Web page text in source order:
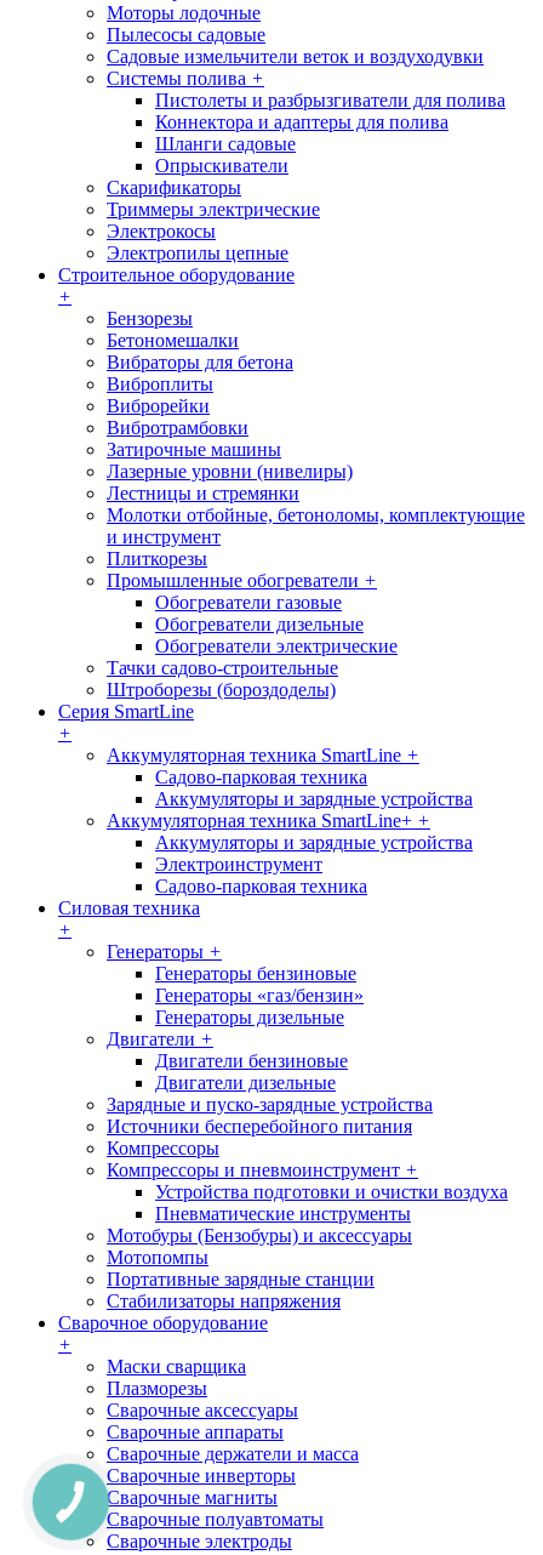
Моторы лодочные
Пылесосы садовые
Садовые измельчители веток и воздуходувки
Системы полива +
Пистолеты и разбрызгиватели для полива
Коннектора и адаптеры для полива
Шланги садовые
Опрыскиватели
Скарификаторы
Триммеры электрические
Электрокосы
Электропилы цепные
Строительное оборудование
+
Бензорезы
Бетономешалки
Вибраторы для бетона
Виброплиты
Виброрейки
Вибротрамбовки
Затирочные машины
Лазерные уровни (нивелиры)
Лестницы и стремянки
Молотки отбойные, бетоноломы, комплектующие
и инструмент
Плиткорезы
Промышленные обогреватели +
Обогреватели газовые
Обогреватели дизельные
Обогреватели электрические
Тачки садово-строительные
Штроборезы (бороздоделы)
Серия SmartLine
+
Аккумуляторная техника SmartLine +
Садово-парковая техника
Аккумуляторы и зарядные устройства
Аккумуляторная техника SmartLine+ +
Аккумуляторы и зарядные устройства
Электроинструмент
Садово-парковая техника
Силовая техника
+
Генераторы +
Генераторы бензиновые
Генераторы «газ/бензин»
Генераторы дизельные
Двигатели +
Двигатели бензиновые
Двигатели дизельные
Зарядные и пуско-зарядные устройства
Источники бесперебойного питания
Компрессоры
Компрессоры и пневмоинструмент +
Устройства подготовки и очистки воздуха
Пневматические инструменты
Мотобуры (Бензобуры) и аксессуары
Мотопомпы
Портативные зарядные станции
Стабилизаторы напряжения
Сварочное оборудование
+
Маски сварщика
Плазморезы
Сварочные аксессуары
Сварочные аппараты
Сварочные держатели и масса
Сварочные инверторы
Сварочные магниты
Сварочные полуавтоматы
Сварочные электроды